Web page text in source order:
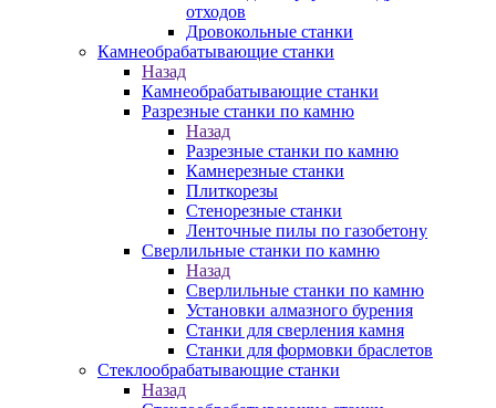
отходов
Дровокольные станки
Камнеобрабатывающие станки
Назад
Камнеобрабатывающие станки
Разрезные станки по камню
Назад
Разрезные станки по камню
Камнерезные станки
Плиткорезы
Стенорезные станки
Ленточные пилы по газобетону
Сверлильные станки по камню
Назад
Сверлильные станки по камню
Установки алмазного бурения
Станки для сверления камня
Станки для формовки браслетов
Стеклообрабатывающие станки
Назад